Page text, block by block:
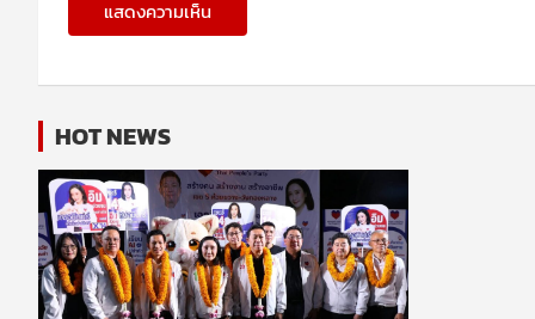
HOT NEWS